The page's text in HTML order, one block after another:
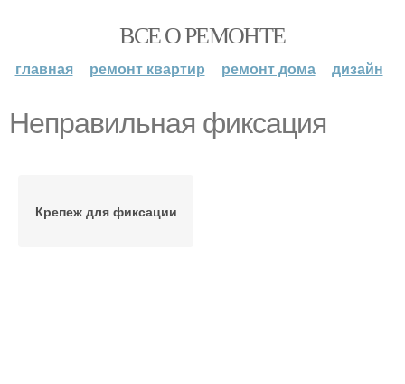
ВСЕ О РЕМОНТЕ
главная ремонт квартир ремонт дома дизайн
Неправильная фиксация
Крепеж для фиксации